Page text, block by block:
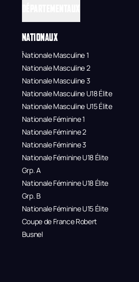
NATIONAUX
Nationale Masculine 1
Nationale Masculine 2
Nationale Masculine 3
Nationale Masculine U18 Élite
Nationale Masculine U15 Élite
Nationale Féminine 1
Nationale Féminine 2
Nationale Féminine 3
Nationale Féminine U18 Élite
Grp. A
Nationale Féminine U18 Élite
Grp. B
Nationale Féminine U15 Élite
Coupe de France Robert
Busnel